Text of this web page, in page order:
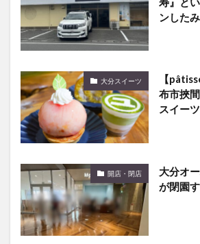
ンした
大分スイーツ
【
布市挾
スイー
開店・閉店
大分オ
が閉園